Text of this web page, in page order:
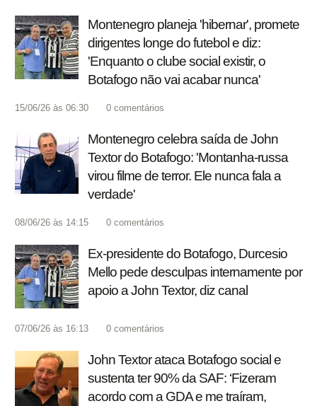
Montenegro planeja 'hibernar', promete
dirigentes longe do futebol e diz:
'Enquanto o clube social existir, o
Botafogo não vai acabar nunca'
15/06/26 às 06:30 0 comentários
Montenegro celebra saída de John
Textor do Botafogo: 'Montanha-russa
virou filme de terror. Ele nunca fala a
verdade'
08/06/26 às 14:15 0 comentários
Ex-presidente do Botafogo, Durcesio
Mello pede desculpas internamente por
apoio a John Textor, diz canal
07/06/26 às 16:13 0 comentários
John Textor ataca Botafogo social e
sustenta ter 90% da SAF: ‘Fizeram
acordo com a GDA e me traíram,